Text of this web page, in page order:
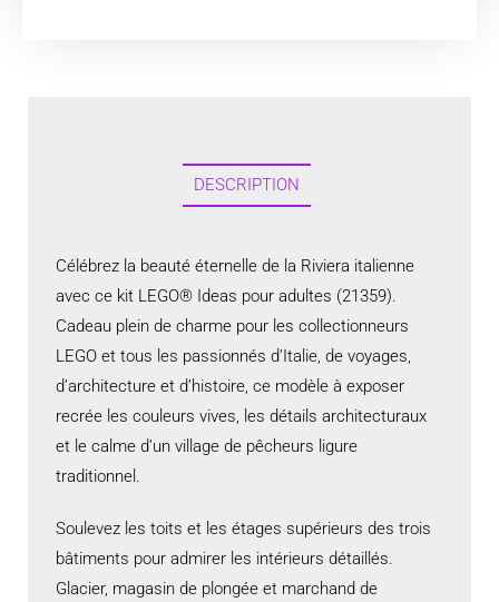
DESCRIPTION
Célébrez la beauté éternelle de la Riviera italienne
avec ce kit LEGO® Ideas pour adultes (21359).
Cadeau plein de charme pour les collectionneurs
LEGO et tous les passionnés d’Italie, de voyages,
d’architecture et d’histoire, ce modèle à exposer
recrée les couleurs vives, les détails architecturaux
et le calme d’un village de pêcheurs ligure
traditionnel.
Soulevez les toits et les étages supérieurs des trois
bâtiments pour admirer les intérieurs détaillés.
Glacier, magasin de plongée et marchand de